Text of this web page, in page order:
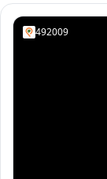
492009